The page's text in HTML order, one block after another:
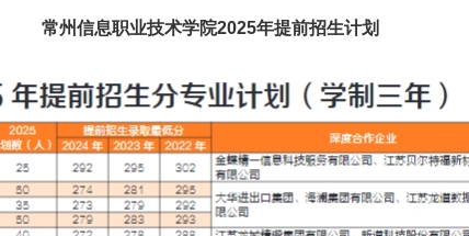
常州信息职业技术学院2025年提前招生计划